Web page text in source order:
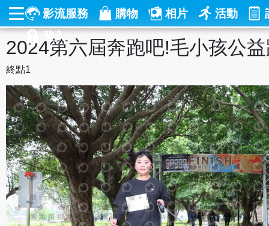
影流服務 購物 相片 活動
登入
2024第六屆奔跑吧!毛小孩公
終點1